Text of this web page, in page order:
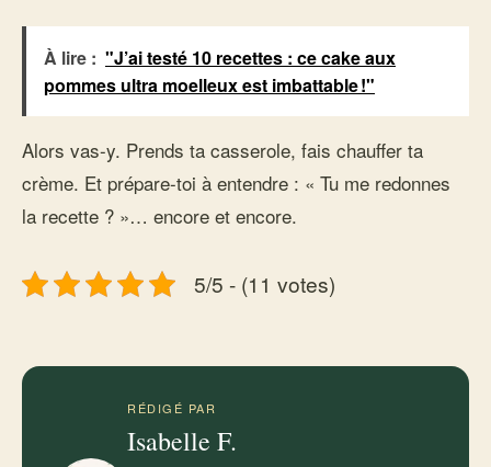
À lire : "J’ai testé 10 recettes : ce cake aux
pommes ultra moelleux est imbattable !"
Alors vas-y. Prends ta casserole, fais chauffer ta
crème. Et prépare-toi à entendre : « Tu me redonnes
la recette ? »… encore et encore.
5/5 - (11 votes)
RÉDIGÉ PAR
Isabelle F.